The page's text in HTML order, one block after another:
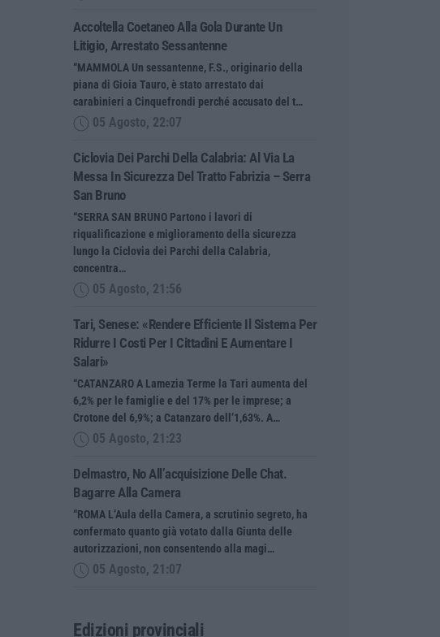
Accoltella Coetaneo Alla Gola Durante Un
Litigio, Arrestato Sessantenne
“MAMMOLA Un sessantenne, F.S., originario della
piana di Gioia Tauro, è stato arrestato dai
carabinieri a Cinquefrondi perché accusato del t…
05 Agosto, 22:07
Ciclovia Dei Parchi Della Calabria: Al Via La
Messa In Sicurezza Del Tratto Fabrizia – Serra
San Bruno
“SERRA SAN BRUNO Partono i lavori di
riqualificazione e miglioramento della sicurezza
lungo la Ciclovia dei Parchi della Calabria,
concentra…
05 Agosto, 21:56
Tari, Senese: «Rendere Efficiente Il Sistema Per
Ridurre I Costi Per I Cittadini E Aumentare I
Salari»
“CATANZARO A Lamezia Terme la Tari aumenta del
6,2% per le famiglie e del 17% per le imprese; a
Crotone del 6,9%; a Catanzaro dell’1,63%. A…
05 Agosto, 21:23
Delmastro, No All’acquisizione Delle Chat.
Bagarre Alla Camera
“ROMA L’Aula della Camera, a scrutinio segreto, ha
confermato quanto già votato dalla Giunta delle
autorizzazioni, non consentendo alla magi…
05 Agosto, 21:07
Edizioni provinciali